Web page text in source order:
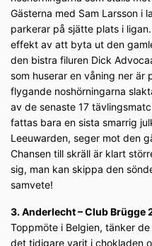
Gästerna med Sam Larsson i
parkerar på sjätte plats i
effekt av att byta ut den
den bistra filuren Dick
som huserar en våning ner är
flygande noshörningarna
av de senaste 17
fattas bara en sista smarrig
Leeuwarden, seger mot den
Chansen till skräll är klart
sig, man kan skippa den
samvete!
3. Anderlecht – Club Brügge
Toppmöte i Belgien, tänker
det tidigare varit i chokladen